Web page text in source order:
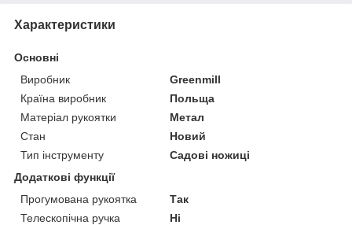
Характеристики
Основні
Виробник
Greenmill
Країна виробник
Польща
Матеріал рукоятки
Метал
Стан
Новий
Тип інструменту
Садові ножиці
Додаткові функції
Прогумована рукоятка
Так
Телескопічна ручка
Ні